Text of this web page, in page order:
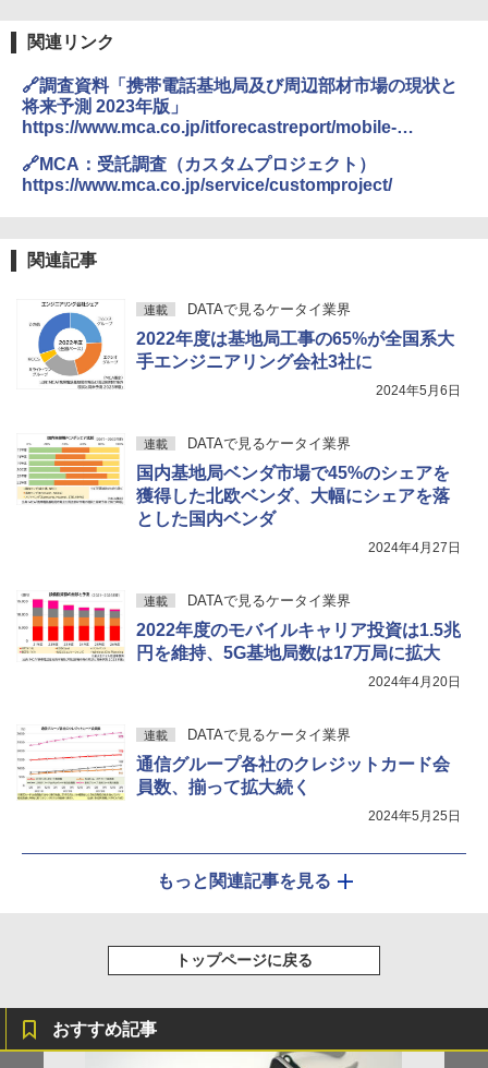
関連リンク
🔗調査資料「携帯電話基地局及び周辺部材市場の現状と
将来予測 2023年版」
https://www.mca.co.jp/itforecastreport/mobile-
🔗MCA：受託調査（カスタムプロジェクト）
https://www.mca.co.jp/service/customproject/
関連記事
連載 DATAで見るケータイ業界
2022年度は基地局工事の65%が全国系大
手エンジニアリング会社3社に
2024年5月6日
連載 DATAで見るケータイ業界
国内基地局ベンダ市場で45%のシェアを
獲得した北欧ベンダ、大幅にシェアを落
とした国内ベンダ
2024年4月27日
連載 DATAで見るケータイ業界
2022年度のモバイルキャリア投資は1.5兆
円を維持、5G基地局数は17万局に拡大
2024年4月20日
連載 DATAで見るケータイ業界
通信グループ各社のクレジットカード会
員数、揃って拡大続く
2024年5月25日
もっと関連記事を見る
トップページに戻る
おすすめ記事